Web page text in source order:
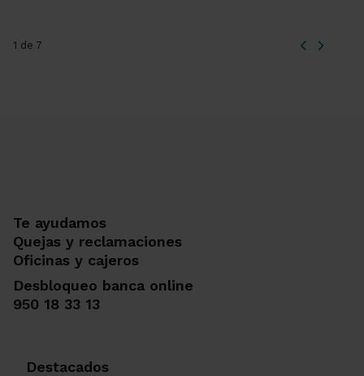
1 de 7
Te ayudamos
Quejas y reclamaciones
Oficinas y cajeros
Desbloqueo banca online
950 18 33 13
Destacados